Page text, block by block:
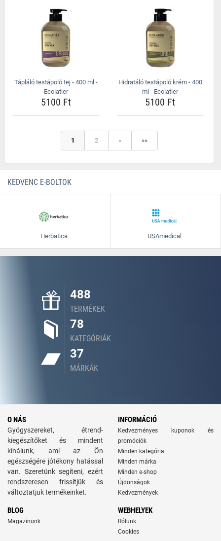
Tápláló testápoló tej - 400 ml -
Ecolatier
5100 Ft
Hidratáló testápoló krém - 400
ml - Ecolatier
5100 Ft
1 2 » »»
KEDVENC E-BOLTOK
Herbatica USAmedical
488
TERMÉKEK
78
KATEGÓRIÁK
37
MÁRKÁK
O NÁS
Gyógyszereket, étrend-
kiegészítőket és mindent
kínálunk, ami az Ön
egészségére jótékony hatással
van. Szeretünk segíteni, ezért
rendszeresen frissítjük és
változtatjuk termékeinket.
INFORMÁCIÓ
Kedvezményes kuponok és
promóciók
Minden kategória
Minden márka
Minden e-shop
Újdonságok
Kedvezmények
BLOG
Magazinunk
WEBHELYEK
Rólunk
Cookies